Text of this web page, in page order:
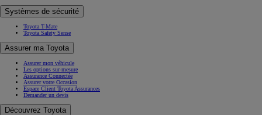
Systèmes de sécurité
Toyota T-Mate
Toyota Safety Sense
Assurer ma Toyota
Assurer mon véhicule
Les options sur-mesure
Assurance Connectée
Assurer votre Occasion
Espace Client Toyota Assurances
Demander un devis
Découvrez Toyota